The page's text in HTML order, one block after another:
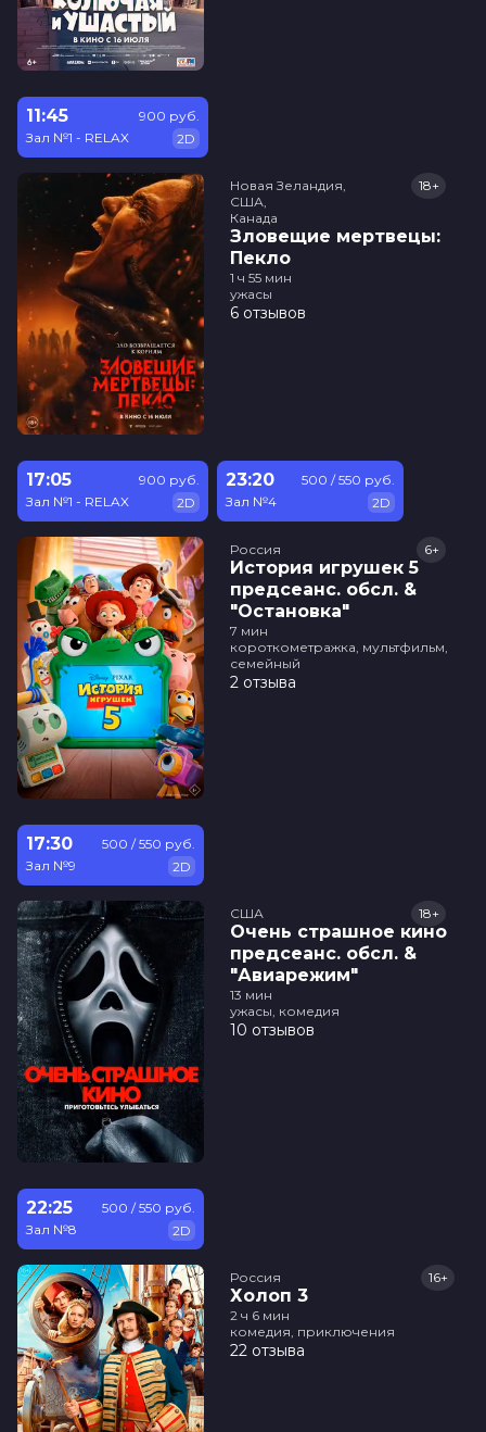
11:45
Зал №1 - RELAX
900 руб.
2D
Новая Зеландия,
США,
Канада
Зловещие мертвецы:
Пекло
18+
1 ч 55 мин
ужасы
6 отзывов
17:05
Зал №1 - RELAX
900 руб.
2D
23:20
Зал №4
500 / 550 руб.
2D
Россия
История игрушек 5
предсеанс. обсл. &
"Остановка"
6+
7 мин
короткометражка, мультфильм,
семейный
2 отзыва
17:30
Зал №9
500 / 550 руб.
2D
США
Очень страшное кино
предсеанс. обсл. &
"Авиарежим"
18+
13 мин
ужасы, комедия
10 отзывов
22:25
Зал №8
500 / 550 руб.
2D
Россия
Холоп 3
16+
2 ч 6 мин
комедия, приключения
22 отзыва